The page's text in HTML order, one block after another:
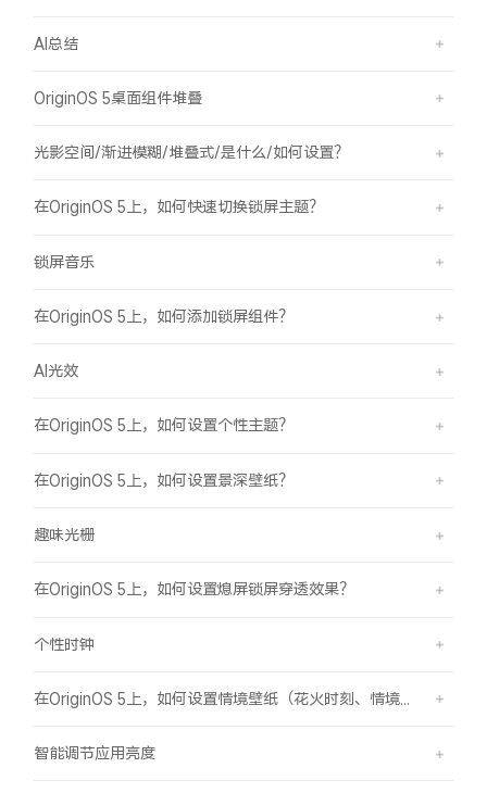
AI总结
OriginOS 5桌面组件堆叠
光影空间/渐进模糊/堆叠式/是什么/如何设置？
在OriginOS 5上，如何快速切换锁屏主题？
锁屏音乐
在OriginOS 5上，如何添加锁屏组件？
AI光效
在OriginOS 5上，如何设置个性主题？
在OriginOS 5上，如何设置景深壁纸？
趣味光栅
在OriginOS 5上，如何设置熄屏锁屏穿透效果？
个性时钟
智能调节应用亮度